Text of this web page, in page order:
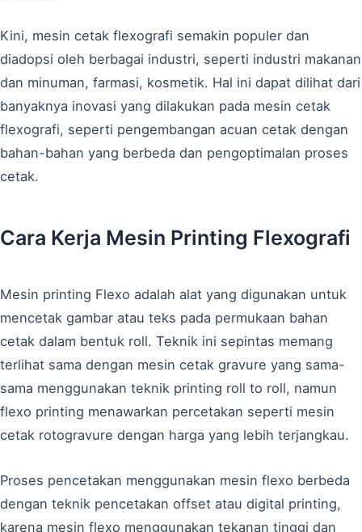
Kini, mesin cetak flexografi semakin populer dan
diadopsi oleh berbagai industri, seperti industri makanan
dan minuman, farmasi, kosmetik. Hal ini dapat dilihat dari
banyaknya inovasi yang dilakukan pada mesin cetak
flexografi, seperti pengembangan acuan cetak dengan
bahan-bahan yang berbeda dan pengoptimalan proses
cetak.
Cara Kerja Mesin Printing Flexografi
Mesin printing Flexo adalah alat yang digunakan untuk
mencetak gambar atau teks pada permukaan bahan
cetak dalam bentuk roll. Teknik ini sepintas memang
terlihat sama dengan mesin cetak gravure yang sama-
sama menggunakan teknik printing roll to roll, namun
flexo printing menawarkan percetakan seperti mesin
cetak rotogravure dengan harga yang lebih terjangkau.
Proses pencetakan menggunakan mesin flexo berbeda
dengan teknik pencetakan offset atau digital printing,
karena mesin flexo menggunakan tekanan tinggi dan